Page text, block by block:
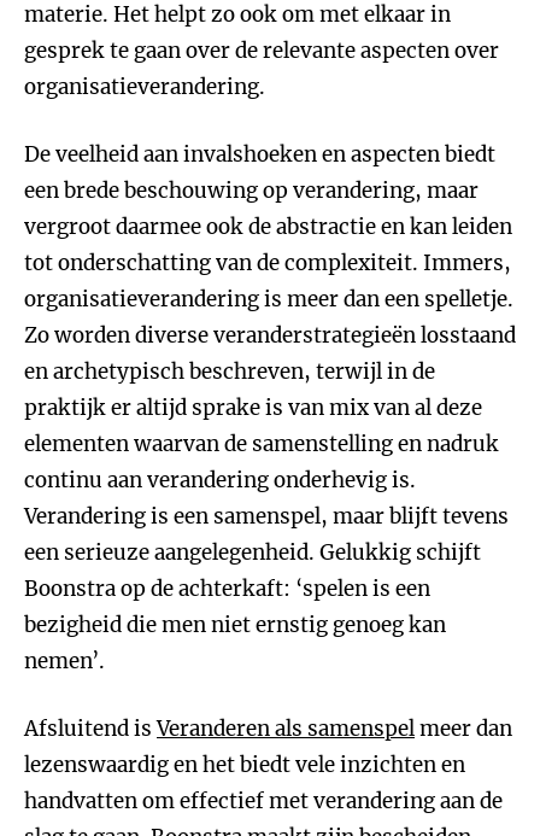
materie. Het helpt zo ook om met elkaar in
gesprek te gaan over de relevante aspecten over
organisatieverandering.
De veelheid aan invalshoeken en aspecten biedt
een brede beschouwing op verandering, maar
vergroot daarmee ook de abstractie en kan leiden
tot onderschatting van de complexiteit. Immers,
organisatieverandering is meer dan een spelletje.
Zo worden diverse veranderstrategieën losstaand
en archetypisch beschreven, terwijl in de
praktijk er altijd sprake is van mix van al deze
elementen waarvan de samenstelling en nadruk
continu aan verandering onderhevig is.
Verandering is een samenspel, maar blijft tevens
een serieuze aangelegenheid. Gelukkig schijft
Boonstra op de achterkaft: ‘spelen is een
bezigheid die men niet ernstig genoeg kan
nemen’.
Afsluitend isVeranderen als samenspelmeer dan
lezenswaardig en het biedt vele inzichten en
handvatten om effectief met verandering aan de